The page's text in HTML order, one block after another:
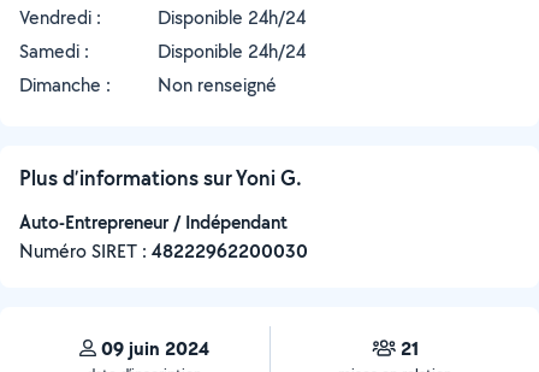
Vendredi :
Disponible 24h/24
Samedi :
Disponible 24h/24
Dimanche :
Non renseigné
Plus d’informations sur Yoni G.
Auto-Entrepreneur / Indépendant
Numéro SIRET : ‍48222962200030
09 juin 2024 21